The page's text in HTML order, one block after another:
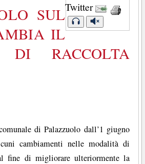
Twitter
SUL
IL
DI RACCOLTA
di Palazzuolo dall’1 giugno
cambiamenti nelle modalità di
fine di migliorare ulteriormente la